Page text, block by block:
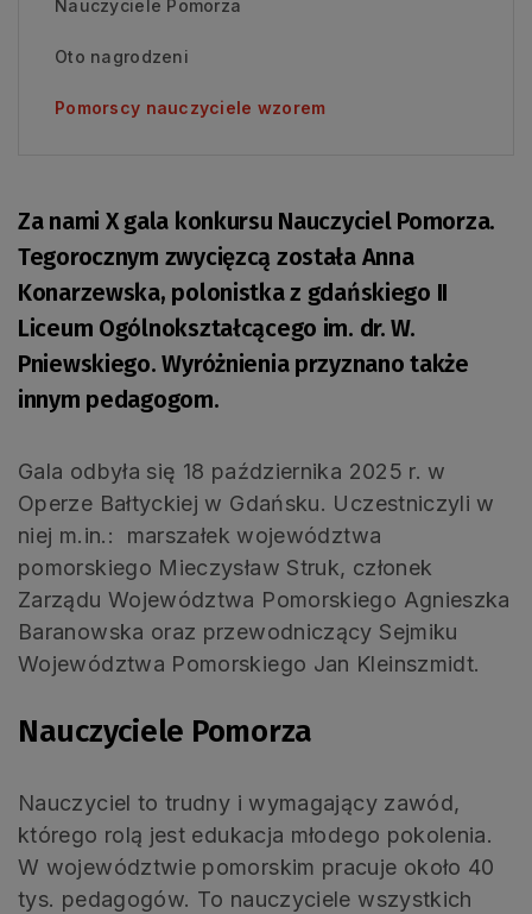
Nauczyciele Pomorza
Oto nagrodzeni
Pomorscy nauczyciele wzorem
Za nami X gala konkursu Nauczyciel Pomorza.
Tegorocznym zwycięzcą została Anna
Konarzewska, polonistka z gdańskiego II
Liceum Ogólnokształcącego im. dr. W.
Pniewskiego. Wyróżnienia przyznano także
innym pedagogom.
Gala odbyła się 18 października 2025 r. w
Operze Bałtyckiej w Gdańsku. Uczestniczyli w
niej m.in.: marszałek województwa
pomorskiego Mieczysław Struk, członek
Zarządu Województwa Pomorskiego Agnieszka
Baranowska oraz przewodniczący Sejmiku
Województwa Pomorskiego Jan Kleinszmidt.
Nauczyciele Pomorza
Nauczyciel to trudny i wymagający zawód,
którego rolą jest edukacja młodego pokolenia.
W województwie pomorskim pracuje około 40
tys. pedagogów. To nauczyciele wszystkich